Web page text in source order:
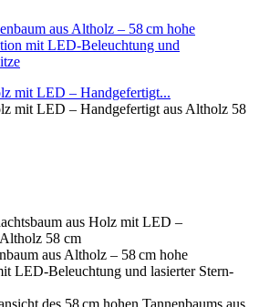
mit LED – Handgefertigt...
mit LED – Handgefertigt aus Altholz 58